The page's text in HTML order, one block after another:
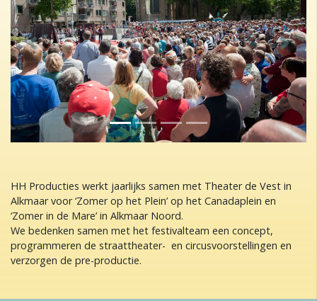
Previous Next
HH Producties werkt jaarlijks samen met Theater de Vest in
Alkmaar voor ‘Zomer op het Plein’ op het Canadaplein en
‘Zomer in de Mare’ in Alkmaar Noord.
We bedenken samen met het festivalteam een concept,
programmeren de straattheater- en circusvoorstellingen en
verzorgen de pre-productie.